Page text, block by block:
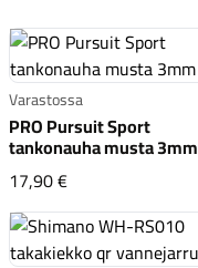
Komponentit
Varastossa
PRO Pursuit Sport
tankonauha musta 3mm
17,90 €PRO Pursuit